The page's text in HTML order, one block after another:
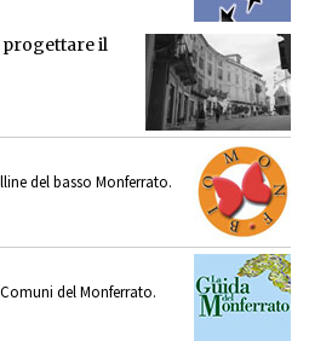
progettare il
del basso Monferrato.
del Monferrato.